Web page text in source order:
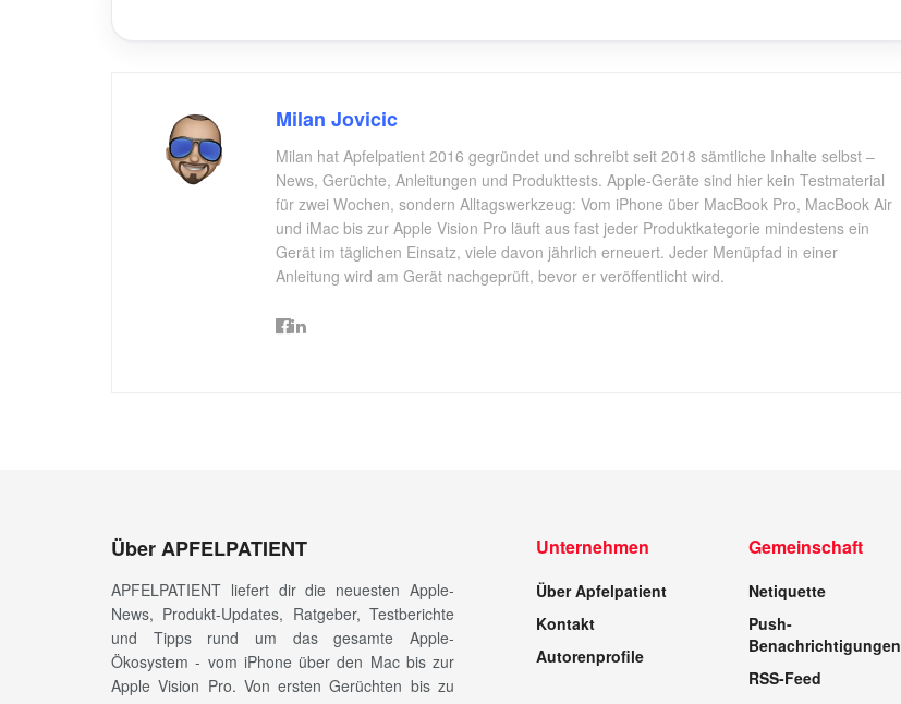
Milan Jovicic
Milan hat Apfelpatient 2016 gegründet und schreibt seit 2018 sämtliche Inhalte selbst –
News, Gerüchte, Anleitungen und Produkttests. Apple-Geräte sind hier kein Testmaterial
für zwei Wochen, sondern Alltagswerkzeug: Vom iPhone über MacBook Pro, MacBook Air
und iMac bis zur Apple Vision Pro läuft aus fast jeder Produktkategorie mindestens ein
Gerät im täglichen Einsatz, viele davon jährlich erneuert. Jeder Menüpfad in einer
Anleitung wird am Gerät nachgeprüft, bevor er veröffentlicht wird.
Über APFELPATIENT
APFELPATIENT liefert dir die neuesten Apple-
News, Produkt-Updates, Ratgeber, Testberichte
und Tipps rund um das gesamte Apple-
Ökosystem - vom iPhone über den Mac bis zur
Apple Vision Pro. Von ersten Gerüchten bis zu
Unternehmen
Über Apfelpatient
Kontakt
Autorenprofile
Gemeinschaft
Netiquette
Push-
Benachrichtigungen
RSS-Feed